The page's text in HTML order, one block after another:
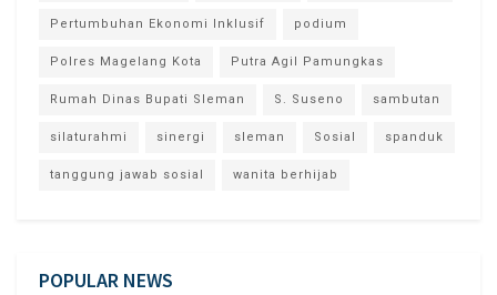
Pertumbuhan Ekonomi Inklusif podium
Polres Magelang Kota Putra Agil Pamungkas
Rumah Dinas Bupati Sleman S. Suseno sambutan
silaturahmi sinergi sleman Sosial spanduk
tanggung jawab sosial wanita berhijab
POPULAR NEWS